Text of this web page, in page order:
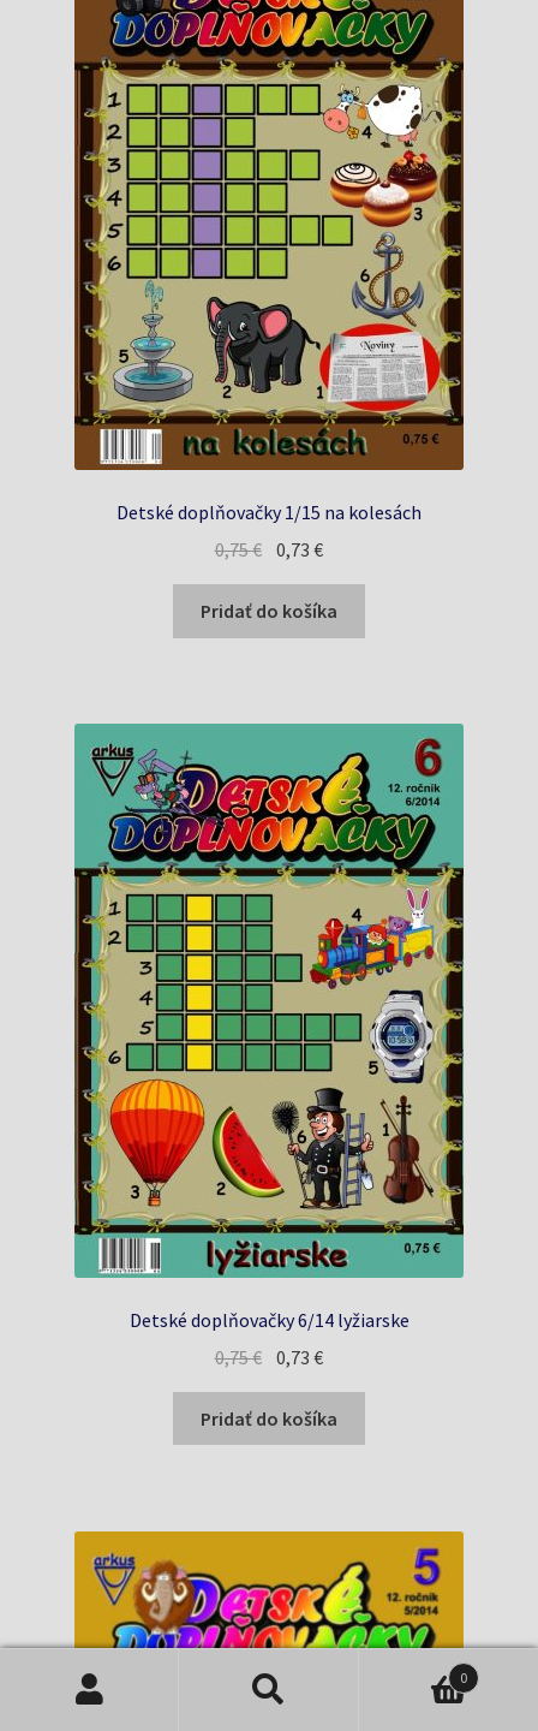
Detské doplňovačky 1/15 na kolesách
0,75€ Pôvodná
bola:
0,75 €.
0,73€Aktuálna
je:
0,73 €.
Pridať do košíka
Detské doplňovačky 6/14 lyžiarske
0,75€ Pôvodná
bola:
0,75 €.
0,73€Aktuálna
je:
0,73 €.
Pridať do košíka
0